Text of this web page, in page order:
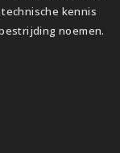
kennis
noemen.